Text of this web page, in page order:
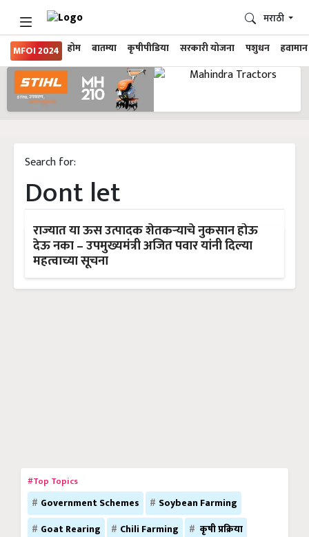
MFOI 2024 होम बातम्या कृषीपीडिया सरकारी योजना पशुधन हवामान
मराठी
Search for:
Dont let
राज्यात या ऊस उत्पादक शेतकऱ्याचे नुकसान होऊ
देऊ नका – उपमुख्यमंत्री अजित पवार यांनी दिल्या
महत्वाच्या सूचना
#Top Topics
Government Schemes
Soybean Farming
Goat Rearing
Chili Farming
कृषी प्रक्रिया